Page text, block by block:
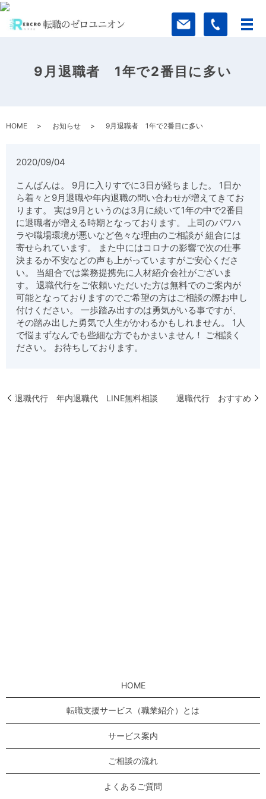
9月退職者 1年で2番目に多い
HOME お知らせ 9月退職者 1年で2番目に多い
2020/09/04
こんばんは。 9月に入りすでに3日が経ちました。 1日か
ら着々と9月退職や年内退職の問い合わせが増えてきてお
ります。 実は9月というのは3月に続いて1年の中で2番目
に退職者が増える時期となっております。 上司のパワハ
ラや職場環境が悪いなど色々な理由のご相談が 組合には
寄せられています。 また中にはコロナの影響で次の仕事
決まるか不安などの声も上がっていますがご安心くださ
い。 当組合では業務提携先に人材紹介会社がございま
す。 退職代行をご依頼いただいた方は無料でのご案内が
可能となっておりますのでご希望の方はご相談の際お申し
付けください。 一歩踏み出すのは勇気がいる事ですが、
その踏み出した勇気で人生がかわるかもしれません。 1人
で悩まずなんでも些細な方でもかまいません！ ご相談く
ださい。 お待ちしております。
退職代行 年内退職代 LINE無料相談 退職代行 おすすめ
HOME
転職支援サービス（職業紹介）とは
サービス案内
ご相談の流れ
よくあるご質問